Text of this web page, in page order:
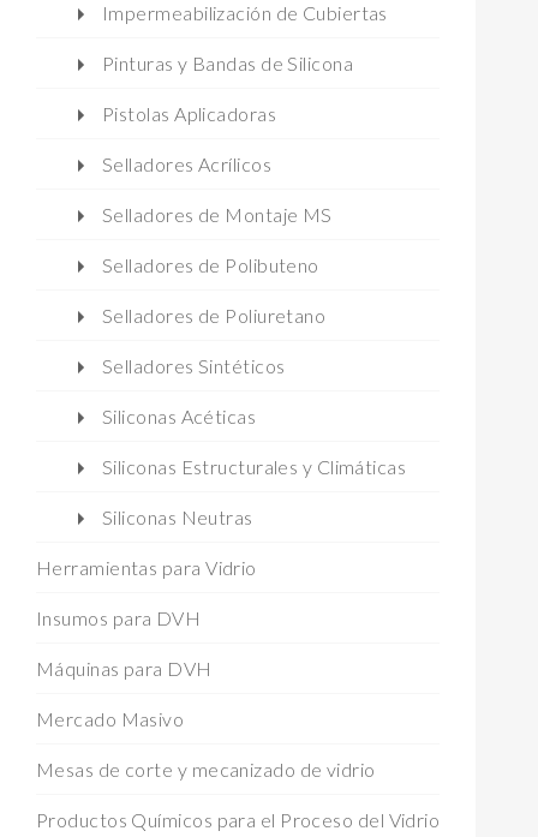
Impermeabilización de Cubiertas
Pinturas y Bandas de Silicona
Pistolas Aplicadoras
Selladores Acrílicos
Selladores de Montaje MS
Selladores de Polibuteno
Selladores de Poliuretano
Selladores Sintéticos
Siliconas Acéticas
Siliconas Estructurales y Climáticas
Siliconas Neutras
Herramientas para Vidrio
Insumos para DVH
Máquinas para DVH
Mercado Masivo
Mesas de corte y mecanizado de vidrio
Productos Químicos para el Proceso del Vidrio